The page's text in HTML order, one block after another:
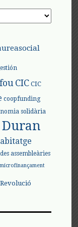
CIC CIC
coopfunding
solidària
assembleàries
microfinançament
Revolució